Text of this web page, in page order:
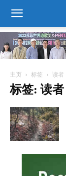
主页 标签 读者
标签: 读者